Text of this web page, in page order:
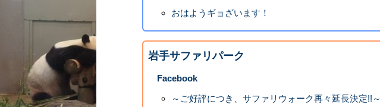
おはようギョざいます！
岩手サファリパーク
Facebook
～ご好評につき、サファリウォーク再々延長決定!!～